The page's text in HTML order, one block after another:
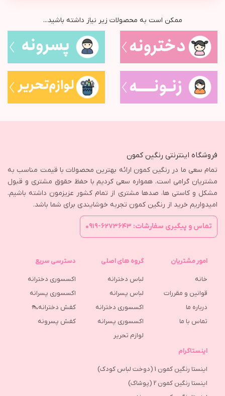
ممکن است به محصولات زیر نیاز داشته باشید...
فروشگاه اینترنتی رنگین کمون
تمام سعی ما در رنگین کمون ارائه بهترین محصولات با قیمت مناسب به
مشتریان گرامی است. همواره سعی کردیم با حفظ حقوق مشتری و قبول
مشکل و کاستی ها، صدها مشتری از تمام کشور عزیزمون داشته باشیم.
امیدواریم خرید از رنگین کمون تجربه خوشایندی برای شما باشد.
تماس و پیگیری سفارشات: ۶۲۷۳۶۴۳-۰۹۱۹
امور مشتریان
خانه
قوانین و مقررات
درباره ما
تماس با ما
گروه های اصلی
لباس دخترانه
لباس پسرانه
اکسسوری دخترانه
اکسسوری پسرانه
لوازم تحریر
دسترسی سریع
اکسسوری دخترانه
اکسسوری پسرانه
کفش دخترانه👠
كفش پسرونه
اینستاگرام
اینستا رنگین کمون 1 (دوخت لباس کودک)
اینستا رنگین کمون 2 (پوشاک)